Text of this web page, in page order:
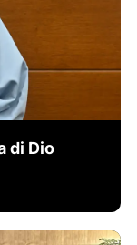
di Dio